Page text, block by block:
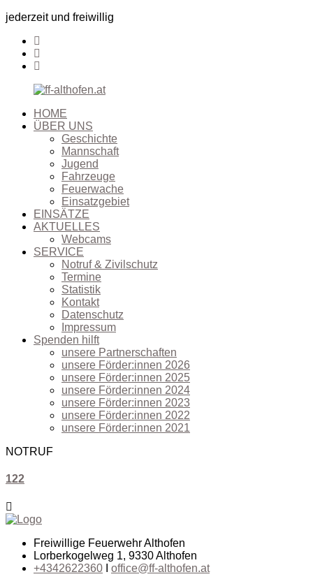
jederzeit und freiwillig
HOME
ÜBER UNS
Geschichte
Mannschaft
Jugend
Fahrzeuge
Feuerwache
Einsatzgebiet
EINSÄTZE
AKTUELLES
Webcams
SERVICE
Notruf & Zivilschutz
Termine
Statistik
Kontakt
Datenschutz
Impressum
Spenden hilft
unsere Partnerschaften
unsere Förder:innen 2026
unsere Förder:innen 2025
unsere Förder:innen 2024
unsere Förder:innen 2023
unsere Förder:innen 2022
unsere Förder:innen 2021
NOTRUF
122
Freiwillige Feuerwehr Althofen
Lorberkogelweg 1, 9330 Althofen
+4342622360
office@ff-althofen.at